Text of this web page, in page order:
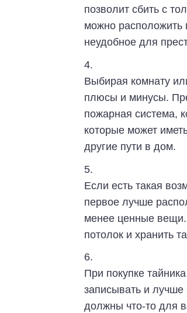
позволит сбить с
можно
неудобное для
Выбирая комнату
плюсы и минусы.
пожарная система,
которые может
другие пути в дом.
Если есть такая
первое лучше
менее ценные вещи.
потолок и хранить
При покупке
записывать и лучше
должны что-то для